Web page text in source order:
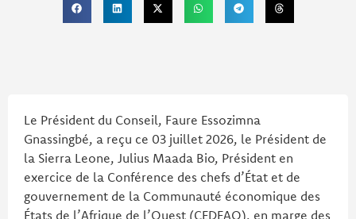
Le Président du Conseil, Faure Essozimna
Gnassingbé, a reçu ce 03 juillet 2026, le Président de
la Sierra Leone, Julius Maada Bio, Président en
exercice de la Conférence des chefs d’État et de
gouvernement de la Communauté économique des
États de l’Afrique de l’Ouest (CEDEAO), en marge des